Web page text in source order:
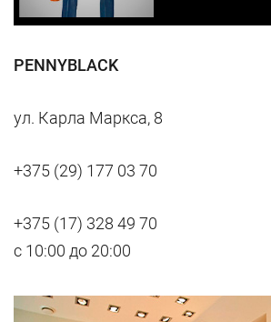
PENNYBLACK
ул. Карла Маркса, 8
+375 (29) 177 03 70
+375 (17) 328 49 70
с 10:00 до 20:00